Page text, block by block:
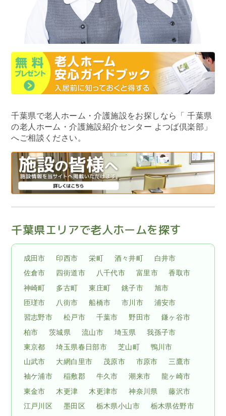
千葉県で老人ホーム・介護施設をお探しなら
「 千葉県
の老人ホーム・介護施設紹介センター よつば倶楽部」
へご相談ください。
千葉県エリアで老人ホームを探す
成田市 印西市 栄町 酒々井町
白井市
佐倉市
四街道市 八千代市 富里市
香取市
神崎町
多古町 東庄町 銚子市
旭市
匝瑳市
八街市 船橋市 市川市
浦安市
習志野市
松戸市 千葉市 野田市
鎌ヶ谷市
柏市
茨城県 流山市 埼玉県
我孫子市
東京都
埼玉県春日部市 芝山町
鴨川市
山武市
大網白里市 茂原市 市原市
三鷹市
袖ケ浦市
稲敷郡 牛久市 潮来市
龍ヶ崎市
東金市
木更津 木更津市 神奈川県
藤沢市
江戸川区
墨田区 栃木県小山市
栃木県佐野市